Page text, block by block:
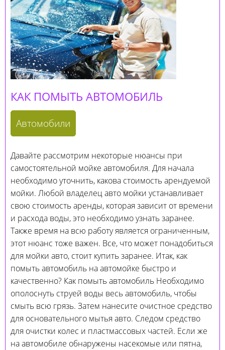
КАК ПОМЫТЬ АВТОМОБИЛЬ
Автомобили
Давайте рассмотрим некоторые нюансы при
самостоятельной мойке автомобиля. Для начала
необходимо уточнить, какова стоимость арендуемой
мойки. Любой владелец авто мойки устанавливает
свою стоимость аренды, которая зависит от времени
и расхода воды, это необходимо узнать заранее.
Также время на всю работу является ограниченным,
этот нюанс тоже важен. Все, что может понадобиться
для мойки авто, стоит купить заранее. Итак, как
помыть автомобиль на автомойке быстро и
качественно? Как помыть автомобиль Необходимо
ополоснуть струей воды весь автомобиль, чтобы
смыть всю грязь. Затем нанесите очистное средство
для основательного мытья авто. Следом средство
для очистки колес и пластмассовых частей. Если же
на автомобиле обнаружены насекомые или пятна,